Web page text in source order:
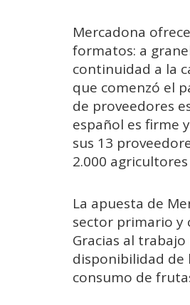
Mercadona
formatos: a
continuidad a la
que comenzó el
de proveedores
español es firme
sus 13
2.000
La apuesta de
sector primario y
Gracias al
disponibilidad de
consumo de